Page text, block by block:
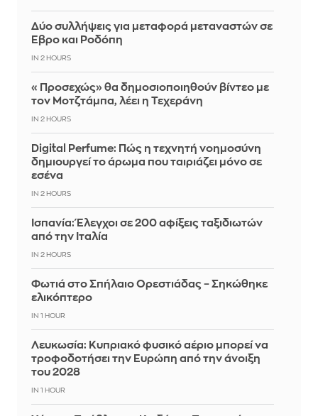
Δύο συλλήψεις για μεταφορά μεταναστών σε
Έβρο και Ροδόπη
IN 2 HOURS
«Προσεχώς» θα δημοσιοποιηθούν βίντεο με
τον Μοτζτάμπα, λέει η Τεχεράνη
IN 2 HOURS
Digital Perfume: Πώς η τεχνητή νοημοσύνη
δημιουργεί το άρωμα που ταιριάζει μόνο σε
εσένα
IN 2 HOURS
Ισπανία: Έλεγχοι σε 200 αφίξεις ταξιδιωτών
από την Ιταλία
IN 2 HOURS
Φωτιά στο Σπήλαιο Ορεστιάδας – Σηκώθηκε
ελικόπτερο
IN 1 HOUR
Λευκωσία: Κυπριακό φυσικό αέριο μπορεί να
τροφοδοτήσει την Ευρώπη από την άνοιξη
του 2028
IN 1 HOUR